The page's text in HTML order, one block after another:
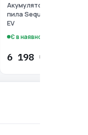
Акумуляторна ланцюгова
пила Sequoia SBC2012BS-
EV
Є в наявності
6 198 ₴